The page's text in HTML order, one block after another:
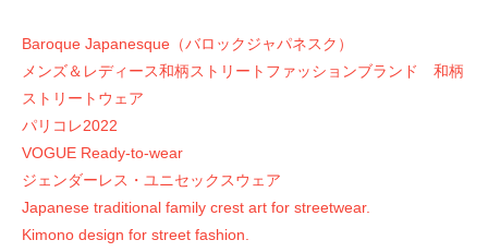
Baroque Japanesque（バロックジャパネスク）
メンズ＆レディース和柄ストリートファッションブランド 和柄
ストリートウェア
パリコレ2022
VOGUE Ready-to-wear
ジェンダーレス・ユニセックスウェア
Japanese traditional family crest art for streetwear.
Kimono design for street fashion.